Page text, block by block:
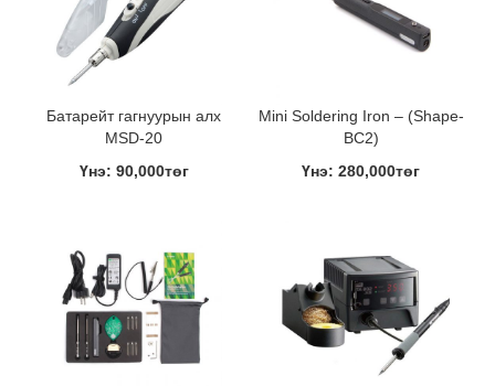
Батарейт гагнуурын алх
MSD-20
Үнэ: 90,000төг
Mini Soldering Iron – (Shape-
BC2)
Үнэ: 280,000төг